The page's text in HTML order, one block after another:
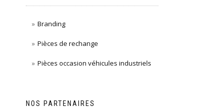
Branding
Pièces de rechange
Pièces occasion véhicules industriels
NOS PARTENAIRES